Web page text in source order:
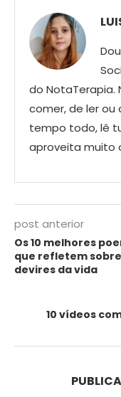
do NotaTerapia.
comer, de ler ou
tempo todo, lê
aproveita muito
post anterior
Os 10 melhores
que refletem
devires da vida
10 vídeos